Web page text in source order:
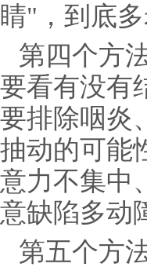
睛"，到底
第四个方
要看有没有
要排除咽炎
抽动的可能
意力不集中
意缺陷多动
第五个方